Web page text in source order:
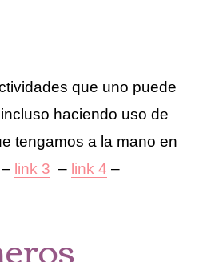
que uno puede
haciendo uso de
tengamos a la mano en
– link 3 – link 4 –